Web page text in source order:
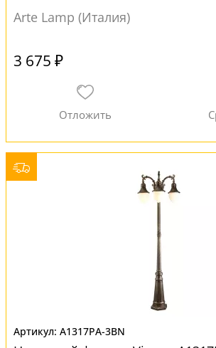
Arte Lamp (Италия)
3 675 ₽
A1317PA-3BN